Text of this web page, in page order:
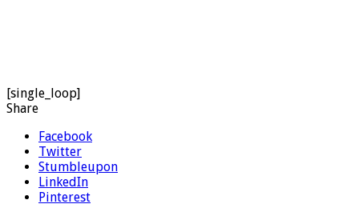
[single_loop]
Share
Facebook
Twitter
Stumbleupon
LinkedIn
Pinterest